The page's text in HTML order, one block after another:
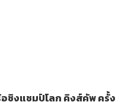
ชิงแชมป์โลก คิงส์คัพ ครั้ง